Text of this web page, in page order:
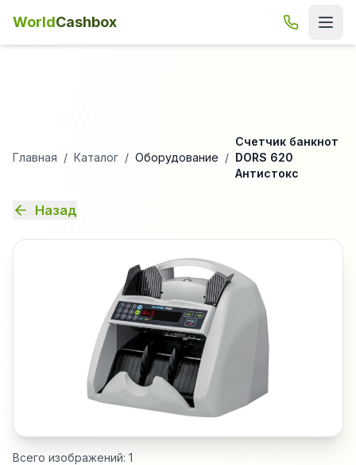
WorldCashbox
Главная / Каталог / Оборудование /
Счетчик банкнот
DORS 620
Антистокс
Назад
Всего изображений: 1